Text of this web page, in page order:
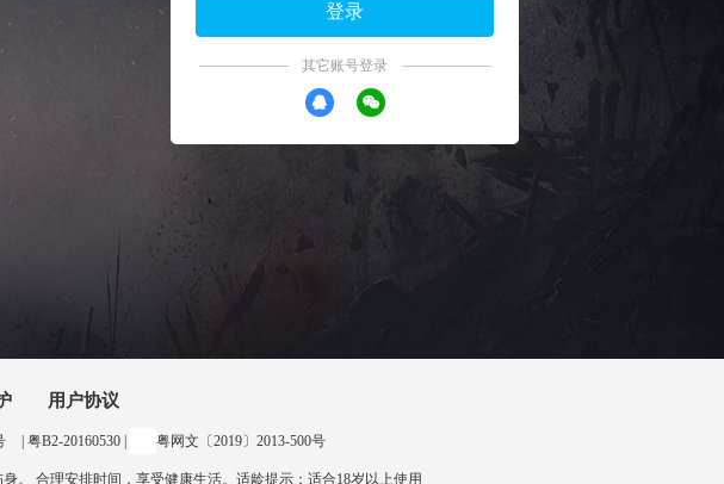
登录
其它账号登录
用户协议
| 粤B2-20160530 | 粤网文〔2019〕2013-500号
。 合理安排时间，享受健康生活。适龄提示：适合18岁以上使用